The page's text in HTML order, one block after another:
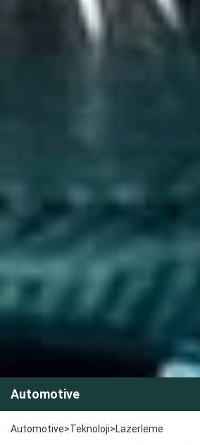
Automotive
Automotive>Teknoloji>Lazerleme